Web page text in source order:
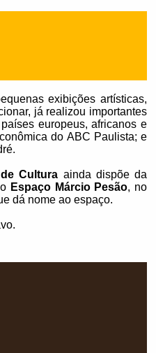
exibições artísticas,
já realizou importantes
europeus, africanos e
do ABC Paulista; e
Cultura ainda dispõe da
Espaço Márcio Pesão, no
dá nome ao espaço.